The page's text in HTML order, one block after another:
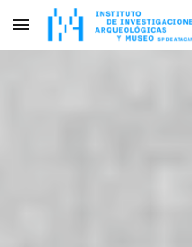
Skip to main content